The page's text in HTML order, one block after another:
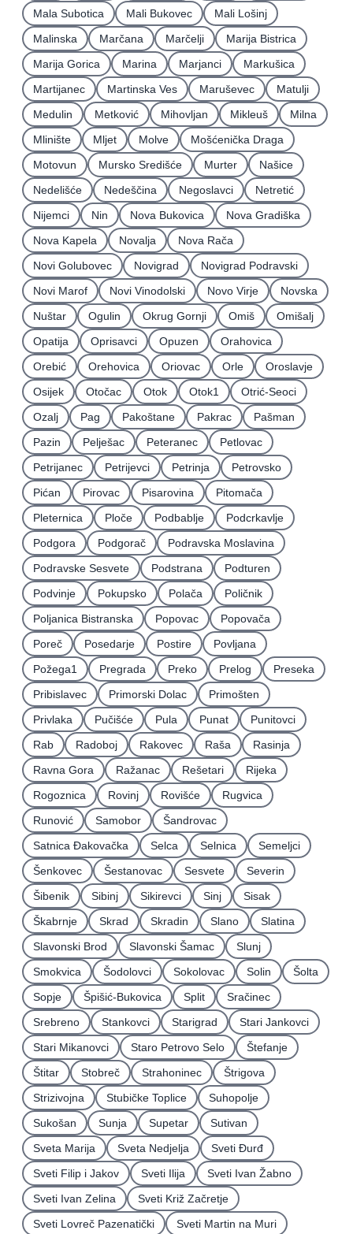
Mala Subotica Mali Bukovec
Mali Lošinj
Malinska
Marčana Marčelji
Marija Bistrica
Marija Gorica
Marina Marjanci
Markušica
Martijanec
Martinska Ves Maruševec
Matulji
Medulin
Metković Mihovljan Mikleuš
Milna
Mlinište
Mljet Molve
Mošćenička Draga
Motovun
Mursko Središće Murter
Našice
Nedelišće
Nedeščina Negoslavci
Netretić
Nijemci
Nin Nova Bukovica
Nova Gradiška
Nova Kapela
Novalja
Nova Rača
Novi Golubovec
Novigrad
Novigrad Podravski
Novi Marof
Novi Vinodolski Novo Virje
Novska
Nuštar
Ogulin Okrug Gornji Omiš
Omišalj
Opatija
Oprisavci Opuzen
Orahovica
Orebić
Orehovica Oriovac Orle
Oroslavje
Osijek
Otočac Otok Otok1
Otrić-Seoci
Ozalj
Pag Pakoštane Pakrac
Pašman
Pazin
Pelješac Peteranec
Petlovac
Petrijanec
Petrijevci Petrinja
Petrovsko
Pićan
Pirovac Pisarovina
Pitomača
Pleternica
Ploče Podbablje
Podcrkavlje
Podgora
Podgorač
Podravska Moslavina
Podravske Sesvete
Podstrana
Podturen
Podvinje
Pokupsko Polača
Poličnik
Poljanica Bistranska
Popovac
Popovača
Poreč
Posedarje Postire
Povljana
Požega1
Pregrada Preko Prelog
Preseka
Pribislavec
Primorski Dolac
Primošten
Privlaka
Pučišće Pula Punat
Punitovci
Rab
Radoboj Rakovec Raša
Rasinja
Ravna Gora
Ražanac Rešetari
Rijeka
Rogoznica
Rovinj Rovišće
Rugvica
Runović
Samobor
Šandrovac
Satnica Ðakovačka
Selca Selnica
Semeljci
Šenkovec
Šestanovac Sesvete
Severin
Šibenik
Sibinj Sikirevci Sinj
Sisak
Škabrnje
Skrad Skradin Slano
Slatina
Slavonski Brod
Slavonski Šamac
Slunj
Smokvica
Šodolovci Sokolovac Solin
Šolta
Sopje
Špišić-Bukovica Split
Sračinec
Srebreno
Stankovci Starigrad
Stari Jankovci
Stari Mikanovci
Staro Petrovo Selo
Štefanje
Štitar
Stobreč Strahoninec
Štrigova
Strizivojna
Stubičke Toplice
Suhopolje
Sukošan
Sunja Supetar
Sutivan
Sveta Marija
Sveta Nedjelja
Sveti Ðurđ
Sveti Filip i Jakov
Sveti Ilija
Sveti Ivan Žabno
Sveti Ivan Zelina
Sveti Križ Začretje
Sveti Lovreč Pazenatički
Sveti Martin na Muri